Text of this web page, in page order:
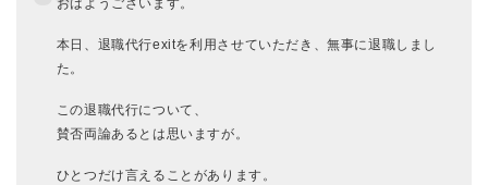
おはようございます。
本日、退職代行exitを利用させていただき、無事に退職しまし
た。
この退職代行について、
賛否両論あるとは思いますが。
ひとつだけ言えることがあります。